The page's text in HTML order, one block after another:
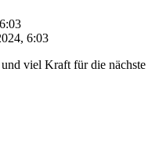
6:03
viel Kraft für die nächste